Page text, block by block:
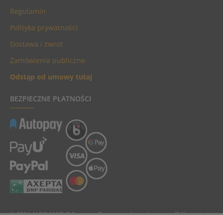
Regulamin
Polityka prywatności
Dostawa i zwrot
Zamówienia publiczne
Odstąp od umowy tutaj
BEZPIECZNE PŁATNOŚCI